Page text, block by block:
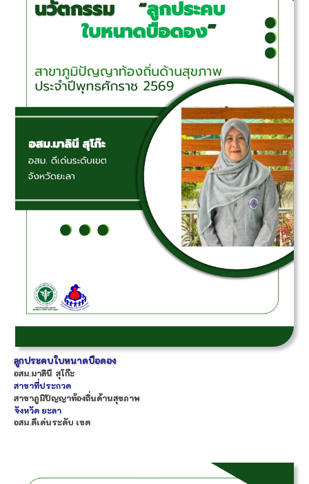
ลูกประคบใบหนาดบือดอง
อสม.มาลินี สุโก๊ะ
สาขาที่ประกวด
สาขาภูมิปัญญาท้องถิ่นด้านสุขภาพ
จังหวัด ยะลา
อสม.ดีเด่นระดับ เขต